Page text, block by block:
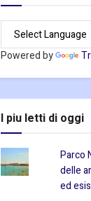
Powered by
I piu letti di oggi
Parco
delle
ed